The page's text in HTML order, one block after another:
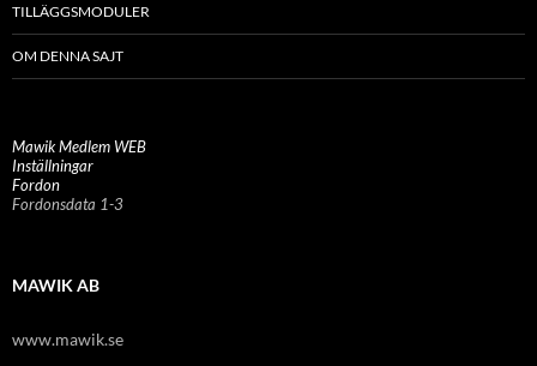
TILLÄGGSMODULER
OM DENNA SAJT
Mawik Medlem WEB
Inställningar
Fordon
Fordonsdata 1-3
MAWIK AB
www.mawik.se